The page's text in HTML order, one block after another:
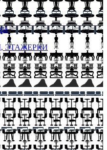
ЭТАЖЕРКИ